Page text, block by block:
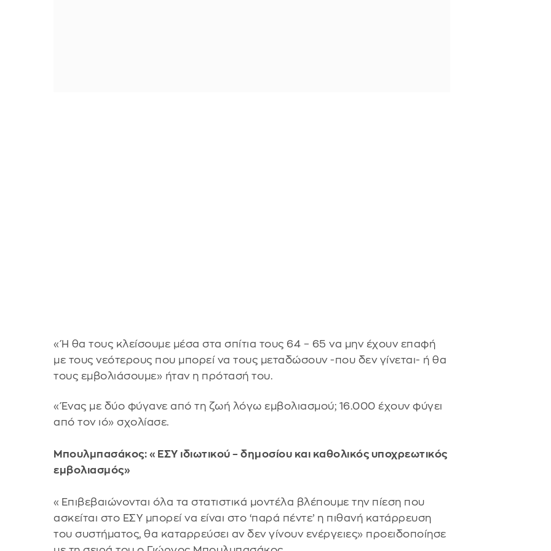
«Ή θα τους κλείσουμε μέσα στα σπίτια τους 64 – 65 να μην έχουν επαφή
με τους νεότερους που μπορεί να τους μεταδώσουν -που δεν γίνεται- ή θα
τους εμβολιάσουμε» ήταν η πρότασή του.
«Ένας με δύο φύγανε από τη ζωή λόγω εμβολιασμού; 16.000 έχουν φύγει
από τον ιό» σχολίασε.
Μπουλμπασάκος: «ΕΣΥ ιδιωτικού – δημοσίου και καθολικός υποχρεωτικός
εμβολιασμός»
«Επιβεβαιώνονται όλα τα στατιστικά μοντέλα βλέπουμε την πίεση που
ασκείται στο ΕΣΥ μπορεί να είναι στο ‘παρά πέντε’ η πιθανή κατάρρευση
του συστήματος, θα καταρρεύσει αν δεν γίνουν ενέργειες» προειδοποίησε